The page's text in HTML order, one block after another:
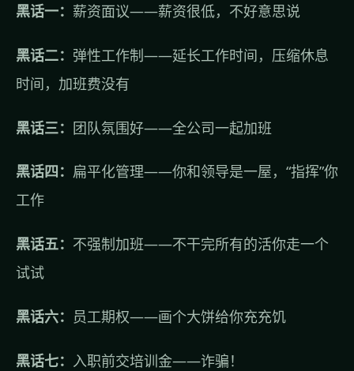
黑话一： 薪资面议——薪资很低，不好意思说
黑话二： 弹性工作制——延长工作时间，压缩休息
时间，加班费没有
黑话三： 团队氛围好——全公司一起加班
黑话四： 扁平化管理——你和领导是一屋，“指挥”你
工作
黑话五： 不强制加班——不干完所有的活你走一个
试试
黑话六： 员工期权——画个大饼给你充充饥
黑话七： 入职前交培训金——诈骗！